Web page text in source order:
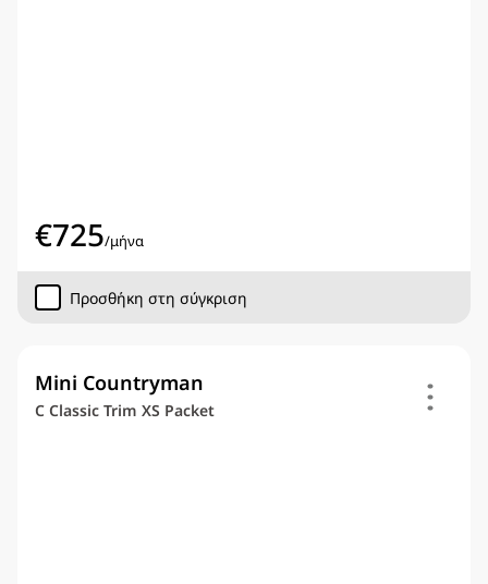
€725/μήνα
Προσθήκη στη σύγκριση
Mini Countryman
C Classic Trim XS Packet